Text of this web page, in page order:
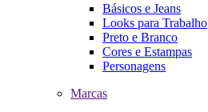
Básicos e Jeans
Looks para Trabalho
Preto e Branco
Cores e Estampas
Personagens
Marcas